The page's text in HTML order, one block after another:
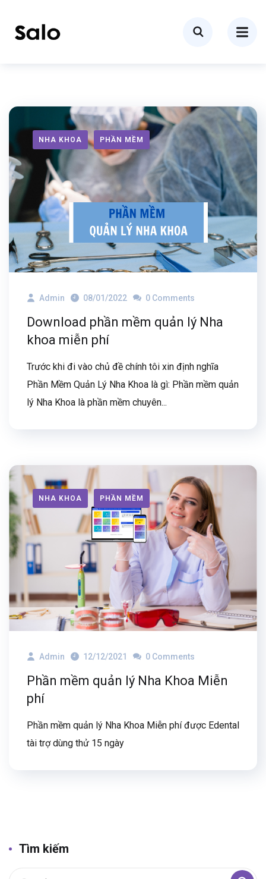
NHA KHOA PHẦN MỀM
Admin 08/01/2022 0 Comments
Download phần mềm quản lý Nha
khoa miễn phí
Trước khi đi vào chủ đề chính tôi xin định nghĩa
Phần Mềm Quản Lý Nha Khoa là gì: Phần mềm quản
lý Nha Khoa là phần mềm chuyên...
NHA KHOA PHẦN MỀM
Admin 12/12/2021 0 Comments
Phần mềm quản lý Nha Khoa Miễn
phí
Phần mềm quản lý Nha Khoa Miễn phí được Edental
tài trợ dùng thử 15 ngày
Tìm kiếm